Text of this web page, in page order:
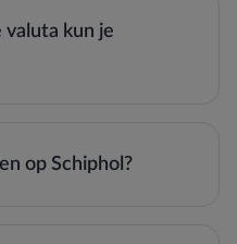
valuta kun je
op Schiphol?